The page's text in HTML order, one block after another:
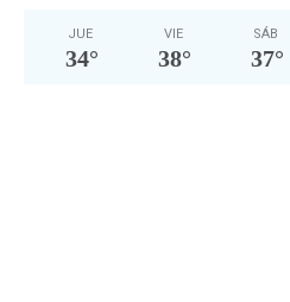
JUE
34°
VIE
38°
SÁB
37°